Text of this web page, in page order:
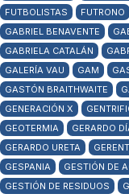
FUTBOLISTAS
FUTRONO
GABRIEL BENAVENTE
GABRIELA CATALÁN
GALERÍA VAU
GAM
GASTÓN BRAITHWAITE
GENERACIÓN X
GEOTERMIA
GERARDO
GERARDO URETA
GESPANIA
GESTIÓN DE
GESTIÓN DE RESIDUOS